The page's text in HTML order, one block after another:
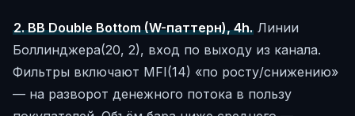
2. BB Double Bottom (W-паттерн), 4h.Линии
Боллинджера(20, 2), вход по выходу из канала.
Фильтры включают MFI(14) «по росту/снижению»
— на разворот денежного потока в пользу